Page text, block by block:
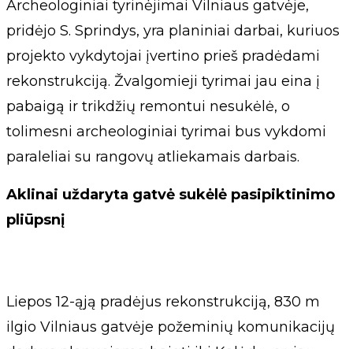
Archeologiniai tyrinėjimai Vilniaus gatvėje,
pridėjo S. Sprindys, yra planiniai darbai, kuriuos
projekto vykdytojai įvertino prieš pradėdami
rekonstrukciją. Žvalgomieji tyrimai jau eina į
pabaigą ir trikdžių remontui nesukėlė, o
tolimesni archeologiniai tyrimai bus vykdomi
paraleliai su rangovų atliekamais darbais.
Aklinai uždaryta gatvė sukėlė pasipiktinimo
pliūpsnį
Liepos 12-ąją pradėjus rekonstrukciją, 830 m
ilgio Vilniaus gatvėje požeminių komunikacijų